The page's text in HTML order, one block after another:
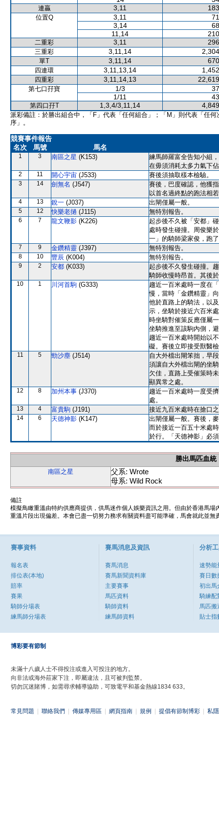
連贏 3,11
位置Q 3,11
3,14
11,14
二重彩 3,11
三重彩 3,11,14
單T 3,11,14
四連環 3,11,13,14
四重彩 3,11,14,13
第七口孖寶 1/3
1/11
第四口孖T 1,3,4/3,11,14
派彩備註：於勝出組合中，「F」代表「任何組合」；「M」則代表「任何
序」。
競賽事件報告
名次
馬號 馬名
1 3 南區之星 (K153)
練馬師羅富全告知小組
在毋須消耗太多力氣下
2 11 開心宇宙 (J533) 賽後須抽取樣本檢驗。
3 14 劍無名 (J547)
賽後，巴度確認，他獲
以首名過終點的跑法相
4 13 銳一 (J037) 出閘僅屬一般。
5 12 快樂老撾 (J115) 無特別報告。
6 7 龍文鞭影 (K226)
起步後不久被「安都」
處時發生碰撞。周俊樂
一」的騎師梁家俊，跑
7 9 金鑽精靈 (J397) 無特別報告。
8 10 豐辰 (K004) 無特別報告。
9 2 安都 (K033)
起步後不久發生碰撞。
騎師收慢時昂首。其後
10 1 川河首駒 (G333)
趨近一百米處時一度在
慢，當時「金鑽精靈」
他於直路上的騎法，以
示，坐騎於接近六百米
時坐騎對催策反應僅屬
坐騎推進至該駒內側，
趨近一百米處時開始以
礙。賽後立即接受獸醫
11 5 勁沙塵 (J514)
自大外檔出閘笨拙，早
須讓自大外檔出閘的坐
欠佳，直路上受催策時
顯異常之處。
12 8 加州本事 (J370)
趨近一百米處時一度受
處。
13 4 富貴駒 (J191) 接近九百米處時在搶口
14 6 天德神影 (K147)
出閘僅屬一般。賽後，
而於接近一百五十米處
於行。「天德神影」必
勝出馬匹血統
南區之星
父系: Wrote
母系: Wild Rock
備註
模擬鳥瞰重溫由特約供應商提供，供馬迷作個人娛樂資訊之用。但由於香港馬
重溫片段出現偏差。本會已盡一切努力務求有關資料盡可能準確，馬會就此並
賽事資料
報名表
排位表(本地)
賠率
賽果
騎師分場表
練馬師分場表
賽馬消息及資訊
賽馬消息
賽馬新聞資料庫
主要賽事
馬匹資料
騎師資料
練馬師資料
分析
速勢能
賽日數
初出馬
騎練配
馬匹搬
貼士指
博彩要有節制
未滿十八歲人士不得投注或進入可投注的地方。
向非法或海外莊家下注，即屬違法，且可被判監禁。
切勿沉迷賭博，如需尋求輔導協助，可致電平和基金熱線1834 633。
常見問題 聯絡我們 傳媒專用區 網頁指南 規例 提倡有節制博彩 私